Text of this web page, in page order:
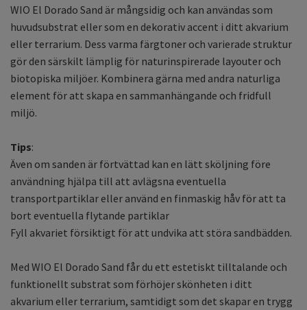
WIO El Dorado Sand är mångsidig och kan användas som
huvudsubstrat eller som en dekorativ accent i ditt akvarium
eller terrarium. Dess varma färgtoner och varierade struktur
gör den särskilt lämplig för naturinspirerade layouter och
biotopiska miljöer. Kombinera gärna med andra naturliga
element för att skapa en sammanhängande och fridfull
miljö.
Tips:
Även om sanden är förtvättad kan en lätt sköljning före
användning hjälpa till att avlägsna eventuella
transportpartiklar eller använd en finmaskig håv för att ta
bort eventuella flytande partiklar
Fyll akvariet försiktigt för att undvika att störa sandbädden.
Med WIO El Dorado Sand får du ett estetiskt tilltalande och
funktionellt substrat som förhöjer skönheten i ditt
akvarium eller terrarium, samtidigt som det skapar en trygg